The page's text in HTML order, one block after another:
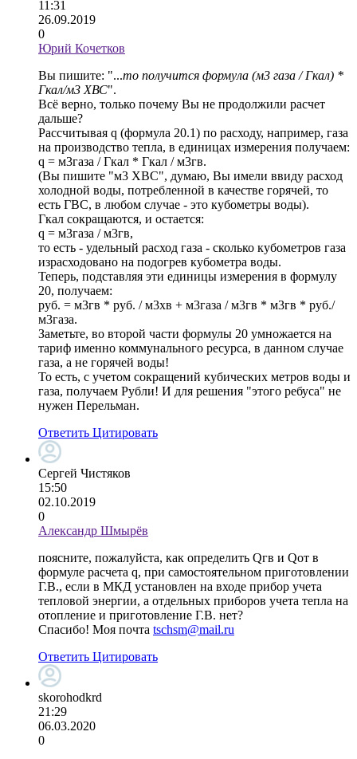
11:31
26.09.2019
0
Юрий Кочетков
Вы пишите: "...то получится формула (м3 газа / Гкал) *
Гкал/м3 ХВС".
Всё верно, только почему Вы не продолжили расчет
дальше?
Рассчитывая q (формула 20.1) по расходу, например, газа
на производство тепла, в единицах измерения получаем:
q = м3газа / Гкал * Гкал / м3гв.
(Вы пишите "м3 ХВС", думаю, Вы имели ввиду расход
холодной воды, потребленной в качестве горячей, то
есть ГВС, в любом случае - это кубометры воды).
Гкал сокращаются, и остается:
q = м3газа / м3гв,
то есть - удельный расход газа - сколько кубометров газа
израсходовано на подогрев кубометра воды.
Теперь, подставляя эти единицы измерения в формулу
20, получаем:
руб. = м3гв * руб. / м3хв + м3газа / м3гв * м3гв * руб./
м3газа.
Заметьте, во второй части формулы 20 умножается на
тариф именно коммунального ресурса, в данном случае
газа, а не горячей воды!
То есть, с учетом сокращений кубических метров воды и
газа, получаем Рубли! И для решения "этого ребуса" не
нужен Перельман.
Ответить Цитировать
Сергей Чистяков
15:50
02.10.2019
0
Александр Шмырёв
поясните, пожалуйста, как определить Qгв и Qот в
формуле расчета q, при самостоятельном приготовлении
Г.В., если в МКД установлен на входе прибор учета
тепловой энергии, а отдельных приборов учета тепла на
отопление и приготовление Г.В. нет?
Спасибо! Моя почта tschsm@mail.ru
Ответить Цитировать
skorohodkrd
21:29
06.03.2020
0